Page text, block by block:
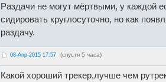
Раздачи не могут мёртвыми, у каждой
сидировать круглосуточно, но как
раздачу.
08-Апр-2015 17:57 (спустя 5 часа)
Какой хороший трекер,лучше чем